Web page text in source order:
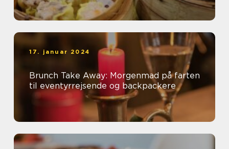
17. januar 2024
Brunch Take Away: Morgenmad på farten
til eventyrrejsende og backpackere